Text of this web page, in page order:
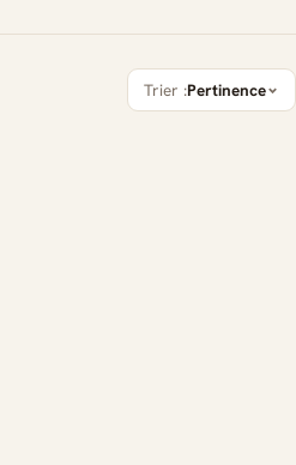
Trier :Pertinence